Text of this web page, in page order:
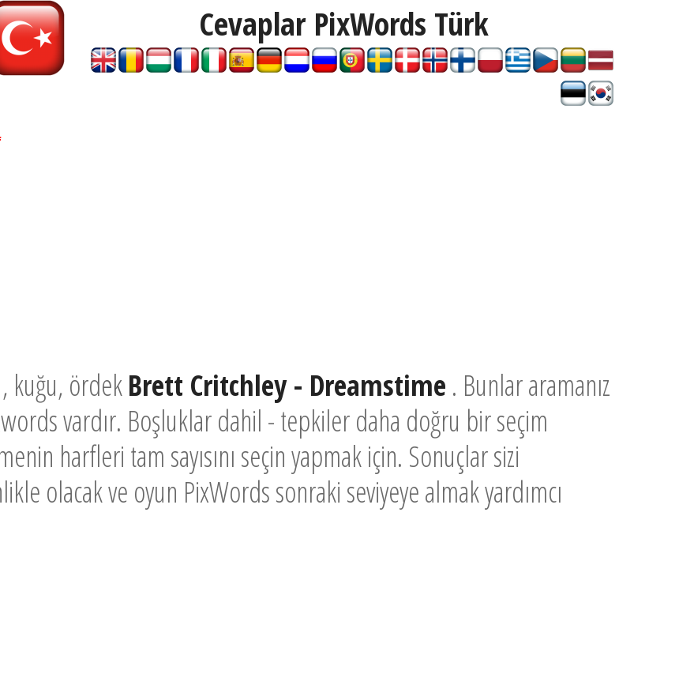
Cevaplar PixWords Türk
kuğu, ördekBrett Critchley - Dreamstime . Bunlar aramanız
vardır. Boşluklar dahil - tepkiler daha doğru bir seçim
harfleri tam sayısını seçin yapmak için. Sonuçlar sizi
olacak ve oyun PixWords sonraki seviyeye almak yardımcı